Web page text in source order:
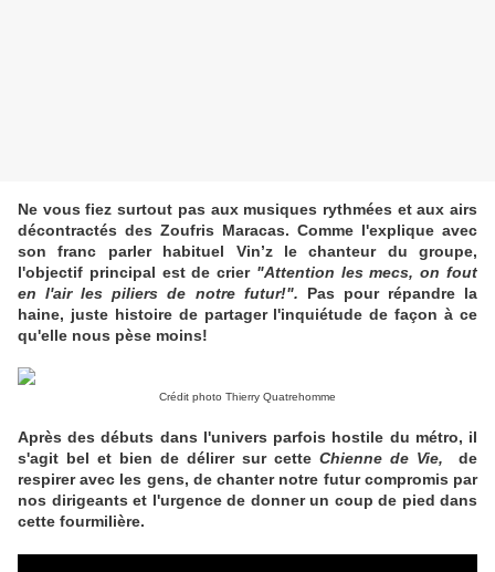
Ne vous fiez surtout pas aux musiques rythmées et aux airs
décontractés des Zoufris Maracas. Comme l'explique avec
son franc parler habituel Vin’z le chanteur du groupe,
l'objectif principal est de crier "Attention les mecs, on fout
en l'air les piliers de notre futur!". Pas pour répandre la
haine, juste histoire de partager l'inquiétude de façon à ce
qu'elle nous pèse moins!
Crédit photo Thierry Quatrehomme
Après des débuts dans l'univers parfois hostile du métro, il
s'agit bel et bien de délirer sur cette Chienne de Vie, de
respirer avec les gens, de chanter notre futur compromis par
nos dirigeants et l'urgence de donner un coup de pied dans
cette fourmilière.